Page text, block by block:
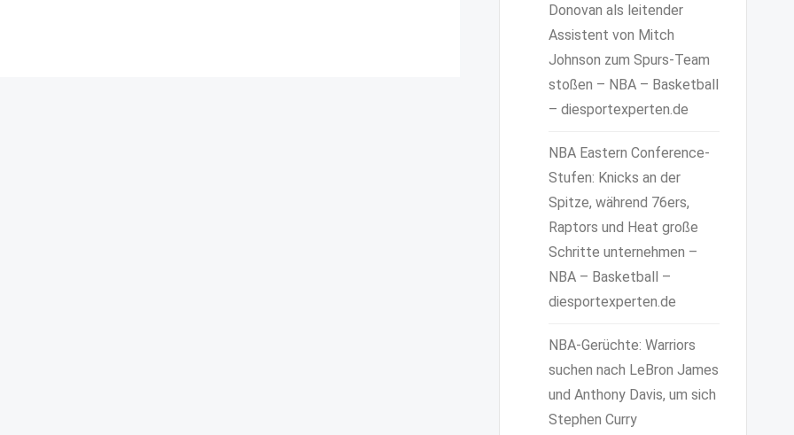
Donovan als leitender
Assistent von Mitch
Johnson zum Spurs-Team
stoßen – NBA – Basketball
– diesportexperten.de
NBA Eastern Conference-
Stufen: Knicks an der
Spitze, während 76ers,
Raptors und Heat große
Schritte unternehmen –
NBA – Basketball –
diesportexperten.de
NBA-Gerüchte: Warriors
suchen nach LeBron James
und Anthony Davis, um sich
Stephen Curry